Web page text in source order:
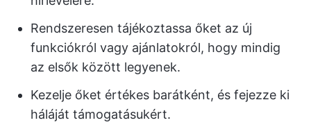
Rendszeresen tájékoztassa őket az új
funkciókról vagy ajánlatokról, hogy mindig
az elsők között legyenek.
Kezelje őket értékes barátként, és fejezze ki
háláját támogatásukért.